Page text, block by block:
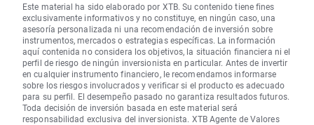
Este material ha sido elaborado por XTB. Su contenido tiene fines
exclusivamente informativos y no constituye, en ningún caso, una
asesoría personalizada ni una recomendación de inversión sobre
instrumentos, mercados o estrategias específicas. La información
aquí contenida no considera los objetivos, la situación financiera ni el
perfil de riesgo de ningún inversionista en particular. Antes de invertir
en cualquier instrumento financiero, le recomendamos informarse
sobre los riesgos involucrados y verificar si el producto es adecuado
para su perfil. El desempeño pasado no garantiza resultados futuros.
Toda decisión de inversión basada en este material será
responsabilidad exclusiva del inversionista. XTB Agente de Valores